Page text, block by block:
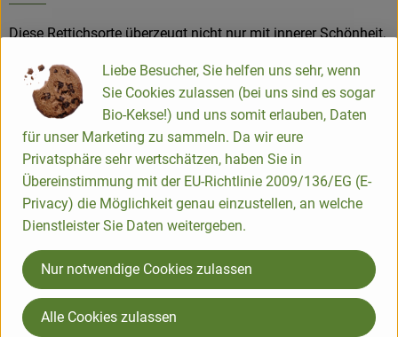
Diese Rettichsorte überzeugt nicht nur mit innerer Schönheit,
Woher der Rettich seinen Namen hat, ist augenscheinlich:
Das Innere sieht aus wie das rote Fruchtfleisch der
Wassermelone. Damit ist das Gemüse ein grandioser
Hingucker in Salaten oder gedünstet.
Der Rettich bildet große runde, creme-weiße bis grüne
Knollen mit einem rötlichen Fruchtfleisch, das an
Wassermelonen erinnert. Das Fruchtfleisch ist knackig und
mild mit einem süßlichen Geschmack. Der Wassermelonen-
Rettich (auch Shinrimei-Rettich oder Rabano Sandia
genannt) schmeckt damit weniger scharf als weißer Rettich,
Liebe Besucher, Sie helfen uns sehr, wenn
Sie Cookies zulassen (bei uns sind es sogar
Bio-Kekse!) und uns somit erlauben, Daten
für unser Marketing zu sammeln. Da wir eure
Privatsphäre sehr wertschätzen, haben Sie in
Übereinstimmung mit der EU-Richtlinie 2009/136/EG (E-
Privacy) die Möglichkeit genau einzustellen, an welche
Dienstleister Sie Daten weitergeben.
Nur notwendige Cookies zulassen
Alle Cookies zulassen